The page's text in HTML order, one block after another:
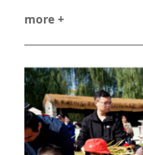
镇镇长孙广传、镇党委
龙一同出席。会谈中，
高度期待，希望能为盐
合区域旅游资源，为合
more +